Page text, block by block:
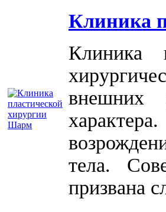
Клиника
Клиника
внешних
тела.
призвана